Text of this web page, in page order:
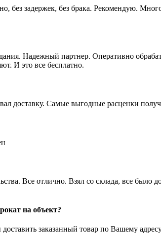
без задержек, без брака. Рекомендую.
Надежный партнер. Оперативно
И это все бесплатно.
доставку. Самые выгодные расценки
Все отлично. Взял со склада, все было
на объект?
заказанный товар по Вашему